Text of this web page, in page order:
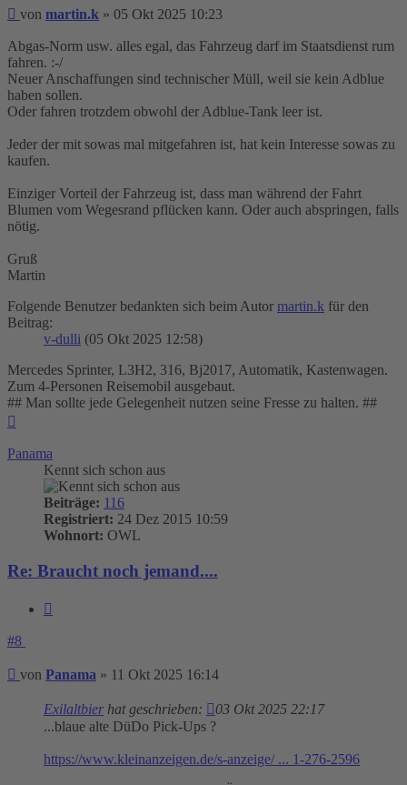
Beitrag
von martin.k » 05 Okt 2025 10:23
Abgas-Norm usw. alles egal, das Fahrzeug darf im Staatsdienst rum
fahren. :-/
Neuer Anschaffungen sind technischer Müll, weil sie kein Adblue
haben sollen.
Oder fahren trotzdem obwohl der Adblue-Tank leer ist.
Jeder der mit sowas mal mitgefahren ist, hat kein Interesse sowas zu
kaufen.
Einziger Vorteil der Fahrzeug ist, dass man während der Fahrt
Blumen vom Wegesrand pflücken kann. Oder auch abspringen, falls
nötig.
Gruß
Martin
Folgende Benutzer bedankten sich beim Autor martin.k für den
Beitrag:
v-dulli (05 Okt 2025 12:58)
Mercedes Sprinter, L3H2, 316, Bj2017, Automatik, Kastenwagen.
Zum 4-Personen Reisemobil ausgebaut.
## Man sollte jede Gelegenheit nutzen seine Fresse zu halten. ##
Panama
Kennt sich schon aus
Beiträge: 116
Registriert: 24 Dez 2015 10:59
Wohnort: OWL
Re: Braucht noch jemand....
#8
Beitrag
von Panama » 11 Okt 2025 16:14
Exilaltbier hat geschrieben:
03 Okt 2025 22:17
...blaue alte DüDo Pick-Ups ?
https://www.kleinanzeigen.de/s-anzeige/ ... 1-276-2596